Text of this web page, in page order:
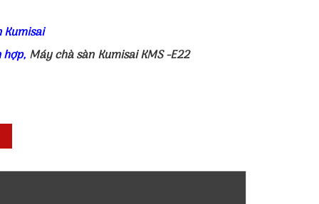
Kumisai
hợp, Máy chà sàn Kumisai KMS -E22